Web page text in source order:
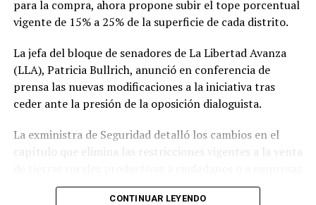
para la compra, ahora propone subir el tope porcentual
vigente de 15% a 25% de la superficie de cada distrito.
La jefa del bloque de senadores de La Libertad Avanza
(LLA), Patricia Bullrich, anunció en conferencia de
prensa las nuevas modificaciones a la iniciativa tras
ceder ante la presión de la oposición dialoguista.
La exministra de Seguridad detalló los cambios en el
capítulo que elimina las restricciones vigentes a la venta
de capitales extranjeros.
CONTINUAR LEYENDO